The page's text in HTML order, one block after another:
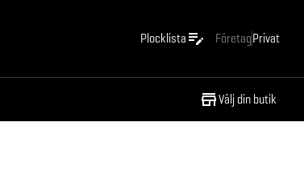
Plocklista FöretagPrivat
Välj din butik